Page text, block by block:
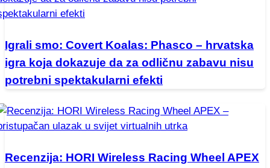
Igrali smo: Covert Koalas: Phasco – hrvatska
igra koja dokazuje da za odličnu zabavu nisu
potrebni spektakularni efekti
Recenzija: HORI Wireless Racing Wheel APEX